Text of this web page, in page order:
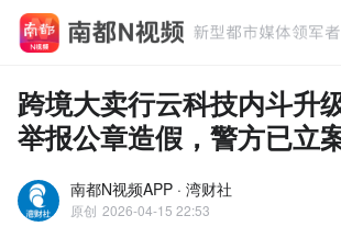
跨境大卖行云科技内斗升
举报公章造假，警方已立
南都N视频APP · 湾财社
原创 2026-04-15 22:53